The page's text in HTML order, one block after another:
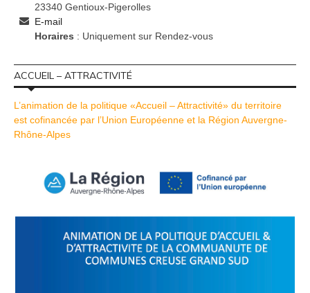
23340 Gentioux-Pigerolles
E-mail
Horaires : Uniquement sur Rendez-vous
ACCUEIL – ATTRACTIVITÉ
L’animation de la politique «Accueil – Attractivité» du territoire
est cofinancée par l’Union Européenne et la Région Auvergne-
Rhône-Alpes